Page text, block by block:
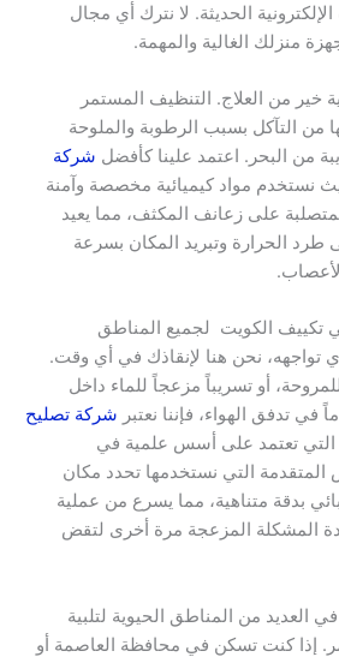
الحديثة. لا نترك أي مجال
منزلك الغالية والمهمة.
خير من العلاج. التنظيف المستمر
من التآكل بسبب الرطوبة والملوحة
من البحر. اعتمد علينا كأفضل شركة
نستخدم مواد كيميائية مخصصة وآمنة
على زعانف المكثف، مما يعيد
طرد الحرارة وتبريد المكان بسرعة
تكييف الكويت لجميع المناطق
تواجهه، نحن هنا لإنقاذك في أي وقت.
أو تسريباً مزعجاً للماء داخل
تدفق الهواء، فإننا نعتبر شركة تصليح
التي تعتمد على أسس علمية في
التي نستخدمها تحدد مكان
بدقة متناهية، مما يسرع من عملية
المشكلة المزعجة مرة أخرى لتقض
العديد من المناطق الحيوية لتلبية
إذا كنت تسكن في محافظة العاصمة أو